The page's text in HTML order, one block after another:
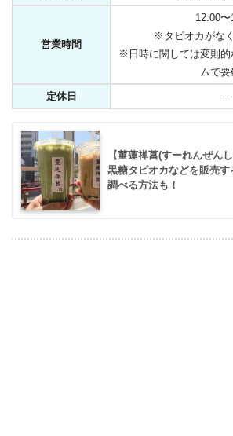
営業時間
12:00〜
※タピオカがな
※日時に関しては変則的
ムで
定休日 –
【菫蓮禅菖(すーれんぜん
黒糖タピオカなどを販売
調べる方法も！